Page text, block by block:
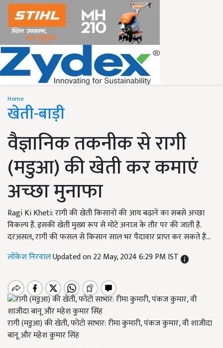
Home
खेती-बाड़ी
वैज्ञानिक तकनीक से रागी
(मडुआ) की खेती कर कमाएं
अच्छा मुनाफा
Ragi Ki Kheti: रागी की खेती किसानों की आय बढ़ाने का सबसे अच्छा
विकल्प है. इसकी खेती मुख्य रूप से मोटे अनाज के तौर पर की जाती है.
दरअसल, रागी की फसल से किसान साल भर पैदावार प्राप्त कर सकते हैं...
लोकेश निरवालUpdated on 22 May, 2024 6:29 PM IST
रागी (मडुआ) की खेती, फोटो साभार: रीमा कुमारी, पंकज कुमार, वी शाजीदा
बानू और महेश कुमार सिंह